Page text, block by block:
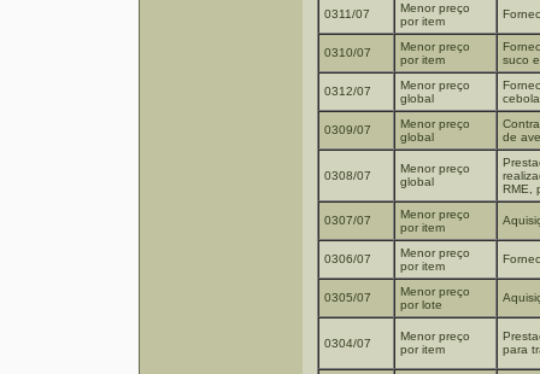
0311/07
Menor preço
por item
0310/07
Menor preço
por item
suco
0312/07
Menor preço
global
0309/07
Menor preço
global
de
0308/07
Menor preço
global
RME,
0307/07
Menor preço
por item
0306/07
Menor preço
por item
0305/07
Menor preço
por lote
0304/07
Menor preço
por item
para